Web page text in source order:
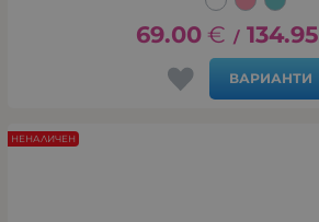
69.00 € / 134.95
ВАРИАНТИ
НЕНАЛИЧЕН